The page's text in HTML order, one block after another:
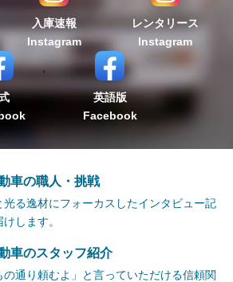
入庫速報
Instagram
レンタリース
Instagram
英語版
Facebook
車の職人・挑戦
光る逸材にフォーカスしたインタビュー記
します。
車のスタッフ紹介
の通り頼むよ」と言っていただける信頼関